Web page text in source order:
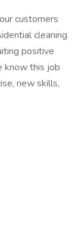
customers
cleaning
positive
know this job
new skills,